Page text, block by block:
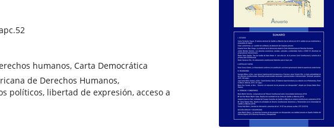
humanos, Carta Democrática
de Derechos Humanos,
políticos, libertad de expresión, acceso a